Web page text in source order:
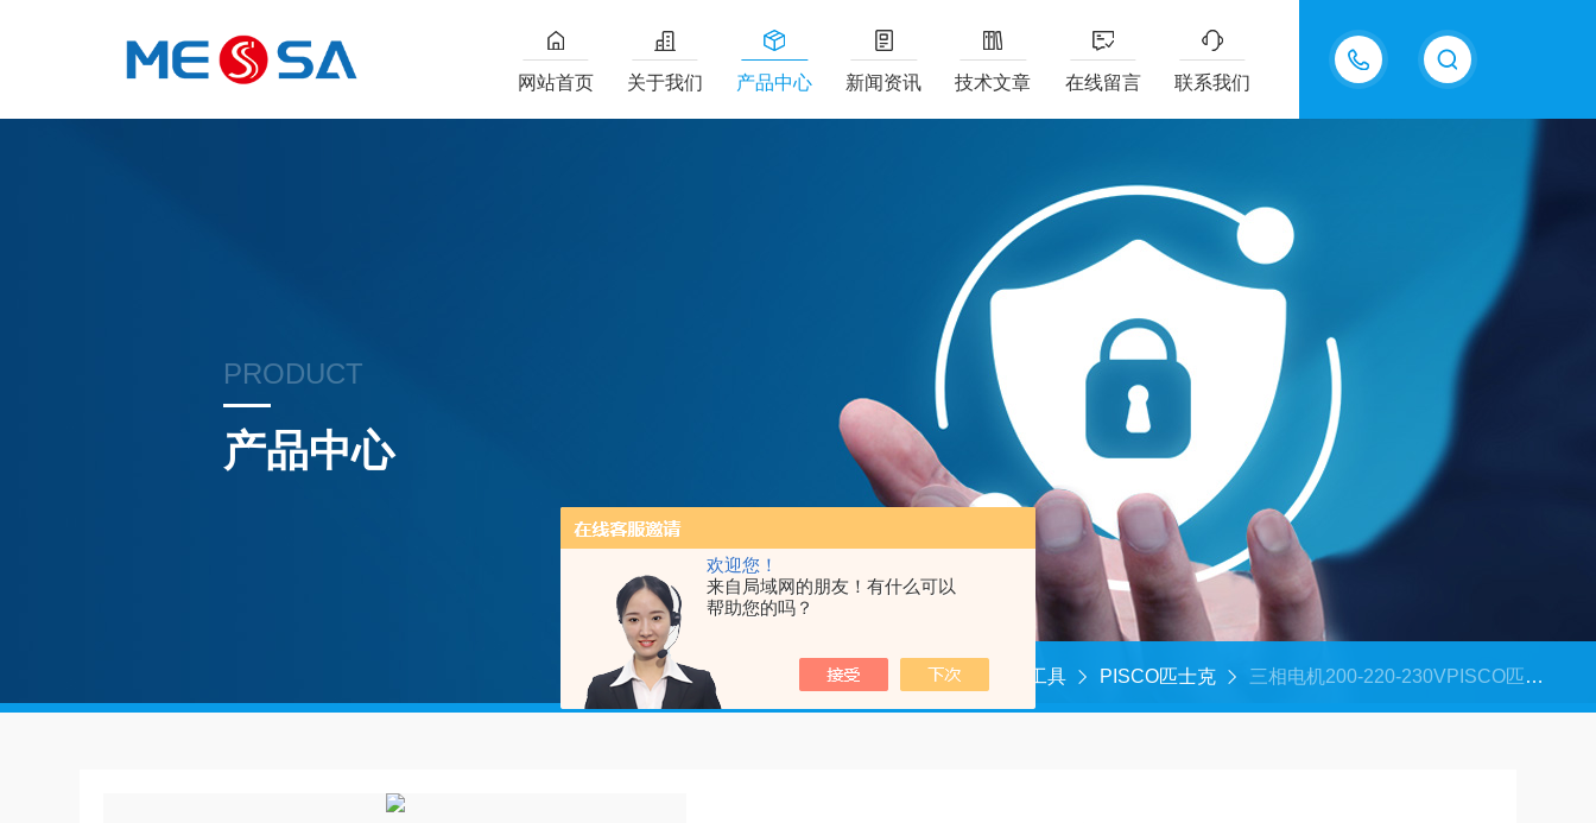
欢迎您！
来自局域网的朋友！有什么可以
帮助您的吗？
13915577898
网站首页 关于我们 产品中心 新闻资讯 技术文章 在线留言 联系我们
PRODUCT
产品中心
首页 产品中心 组装工具 PISCO匹士克 三相电机200-220-230VPISCO匹士克旋片式真空泵RPV062低真空60L